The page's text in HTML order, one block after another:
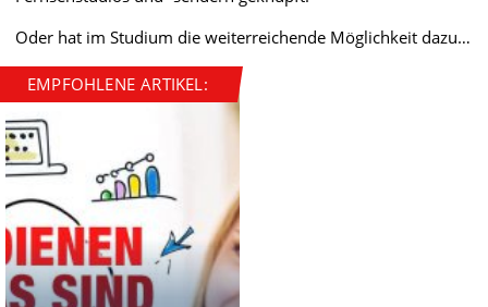
Oder hat im Studium die weiterreichende Möglichkeit dazu…
EMPFOHLENE ARTIKEL: